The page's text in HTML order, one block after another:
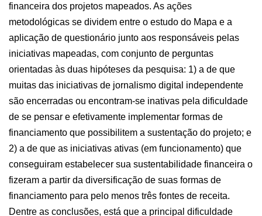
financeira dos projetos mapeados. As ações
metodológicas se dividem entre o estudo do Mapa e a
aplicação de questionário junto aos responsáveis pelas
iniciativas mapeadas, com conjunto de perguntas
orientadas às duas hipóteses da pesquisa: 1) a de que
muitas das iniciativas de jornalismo digital independente
são encerradas ou encontram-se inativas pela dificuldade
de se pensar e efetivamente implementar formas de
financiamento que possibilitem a sustentação do projeto; e
2) a de que as iniciativas ativas (em funcionamento) que
conseguiram estabelecer sua sustentabilidade financeira o
fizeram a partir da diversificação de suas formas de
financiamento para pelo menos três fontes de receita.
Dentre as conclusões, está que a principal dificuldade